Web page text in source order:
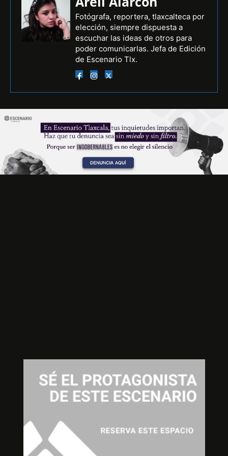
Fotógrafa, reportera, tlaxcalteca por
elección, siempre dispuesta a
escuchar las ideas de otros para
poder comunicarlas. Jefa de Edición
de Escenario Tlx.